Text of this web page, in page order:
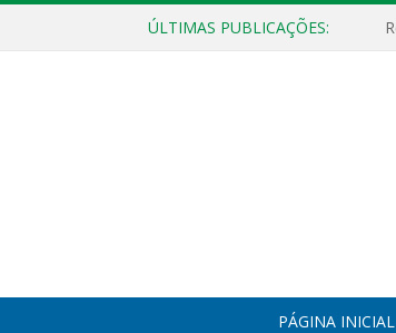
ÚLTIMAS PUBLICAÇÕES:
PÁGINA INICIAL